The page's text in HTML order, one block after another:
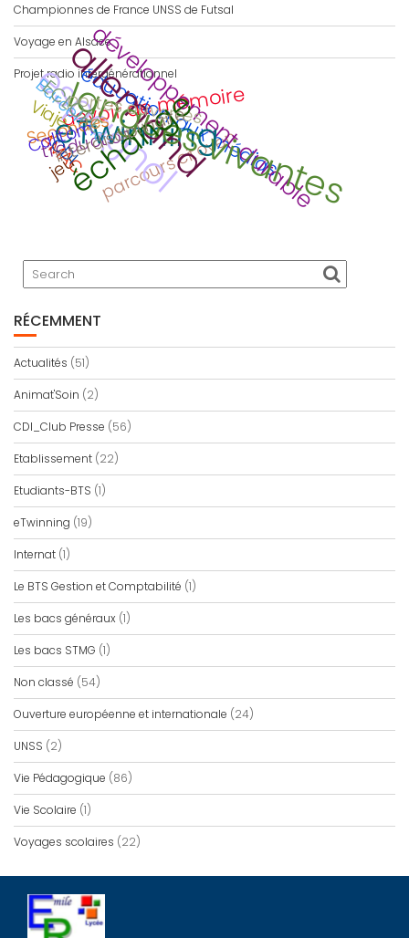
Championnes de France UNSS de Futsal
Voyage en Alsace
Projet radio intergénérationnel
parcours citoyen
devoir de mémoire
traduction
jeu
Viajeéducation aux médias
espagnol
Barcelonadéveloppement durable
eTwinning
allemand
AMAClangues vivantes
Secondes
Calitom
CDI
portes ouvertes
échange
interdisciplinaire
ECLORE
RÉCEMMENT
Actualités (51)
Animat'Soin (2)
CDI_Club Presse (56)
Etablissement (22)
Etudiants-BTS (1)
eTwinning (19)
Internat (1)
Le BTS Gestion et Comptabilité (1)
Les bacs généraux (1)
Les bacs STMG (1)
Non classé (54)
Ouverture européenne et internationale (24)
UNSS (2)
Vie Pédagogique (86)
Vie Scolaire (1)
Voyages scolaires (22)